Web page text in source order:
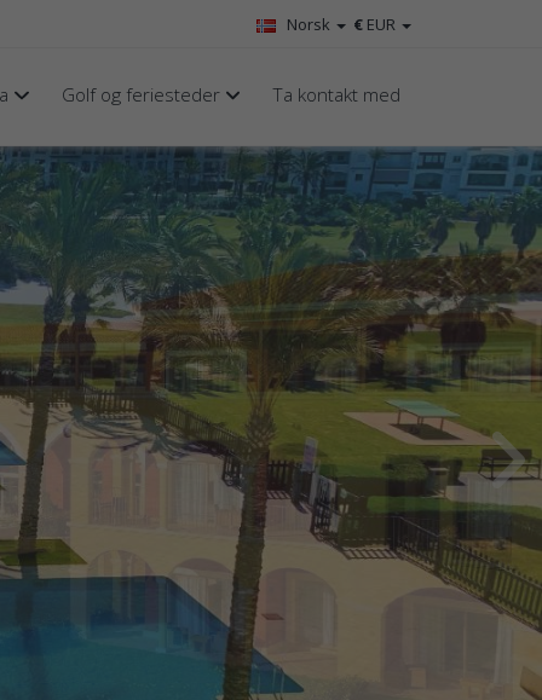
€ EUR
Norsk
Golf og feriesteder Ta kontakt med